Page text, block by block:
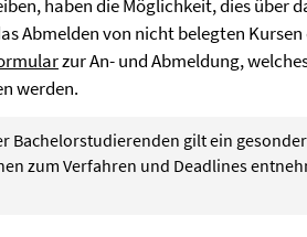
haben die Möglichkeit, dies über
Abmelden von nicht belegten
zur An- und Abmeldung,
werden.
Bachelorstudierenden gilt ein
zum Verfahren und Deadlines